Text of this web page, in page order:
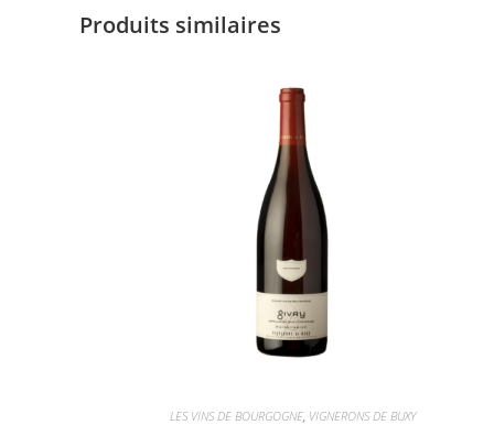
Produits similaires
LES VINS DE BOURGOGNE, VIGNERONS DE BUXY